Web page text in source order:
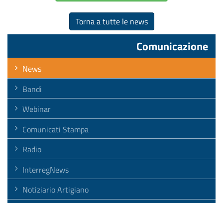
Torna a tutte le news
Comunicazione
News
Bandi
Webinar
Comunicati Stampa
Radio
InterregNews
Notiziario Artigiano